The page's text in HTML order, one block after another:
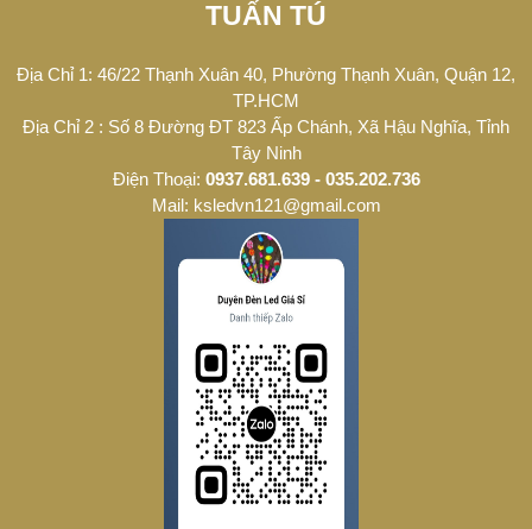
TUẤN TÚ
Địa Chỉ 1: 46/22 Thạnh Xuân 40, Phường Thạnh Xuân, Quận 12,
TP.HCM
Địa Chỉ 2 : Số 8 Đường ĐT 823 Ấp Chánh, Xã Hậu Nghĩa, Tỉnh
Tây Ninh
Điện Thoại: 0937.681.639 - 035.202.736
Mail: ksledvn121@gmail.com